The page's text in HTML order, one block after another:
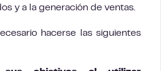
y a la generación de ventas.
hacerse las siguientes